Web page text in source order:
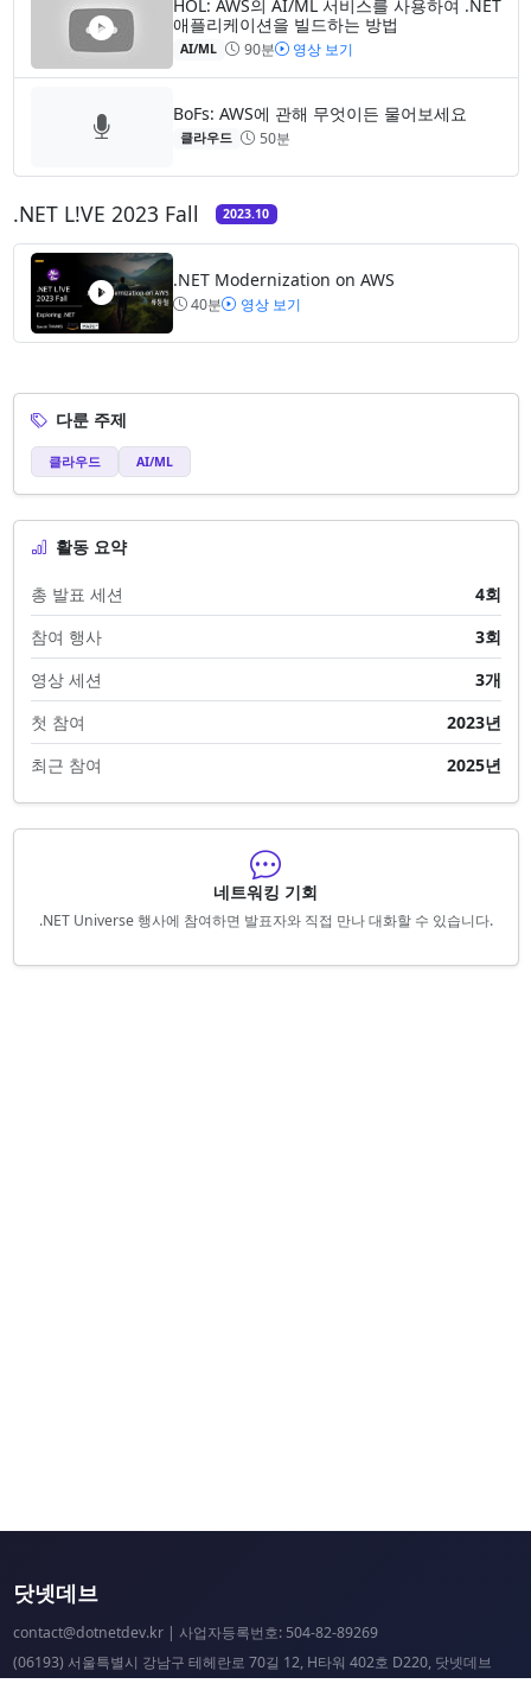
HOL: AWS의 AI/ML 서비스를 사용하여 .NET
애플리케이션을 빌드하는 방법
AI/ML 90분 영상 보기
BoFs: AWS에 관해 무엇이든 물어보세요
클라우드 50분
.NET L!VE 2023 Fall 2023.10
.NET Modernization on AWS
40분 영상 보기
다룬 주제
클라우드 AI/ML
활동 요약
총 발표 세션
4회
참여 행사
3회
영상 세션
3개
첫 참여
2023년
최근 참여
2025년
네트워킹 기회
.NET Universe 행사에 참여하면 발표자와 직접 만나 대화할 수 있습니다.
닷넷데브
contact@dotnetdev.kr| 사업자등록번호: 504-82-89269
(06193) 서울특별시 강남구 테헤란로 70길 12, H타워 402호 D220, 닷넷데브